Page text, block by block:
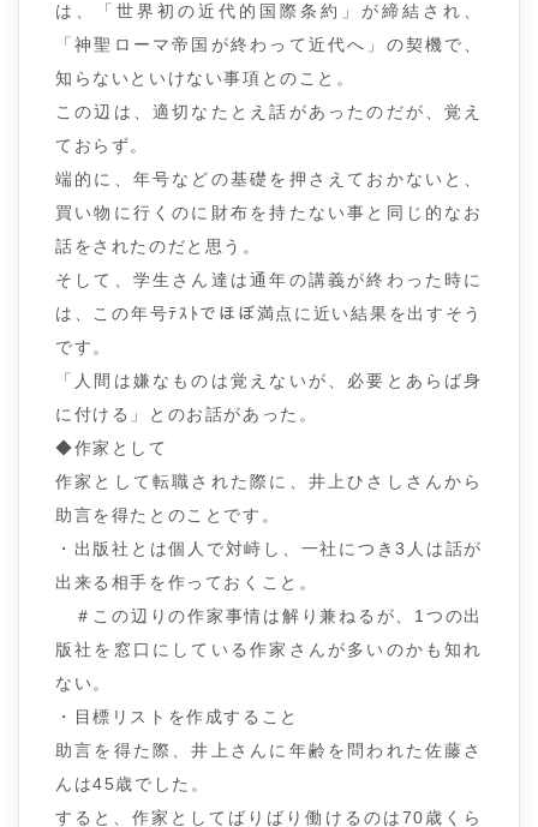
は、「世界初の近代的国際条約」が締結され、
「神聖ローマ帝国が終わって近代へ」の契機で、
知らないといけない事項とのこと。
この辺は、適切なたとえ話があったのだが、覚え
ておらず。
端的に、年号などの基礎を押さえておかないと、
買い物に行くのに財布を持たない事と同じ的なお
話をされたのだと思う。
そして、学生さん達は通年の講義が終わった時に
は、この年号ﾃｽﾄでほぼ満点に近い結果を出すそう
です。
「人間は嫌なものは覚えないが、必要とあらば身
に付ける」とのお話があった。
◆作家として
作家として転職された際に、井上ひさしさんから
助言を得たとのことです。
・出版社とは個人で対峙し、一社につき3人は話が
出来る相手を作っておくこと。
＃この辺りの作家事情は解り兼ねるが、1つの出
版社を窓口にしている作家さんが多いのかも知れ
ない。
・目標リストを作成すること
助言を得た際、井上さんに年齢を問われた佐藤さ
んは45歳でした。
すると、作家としてばりばり働けるのは70歳くら